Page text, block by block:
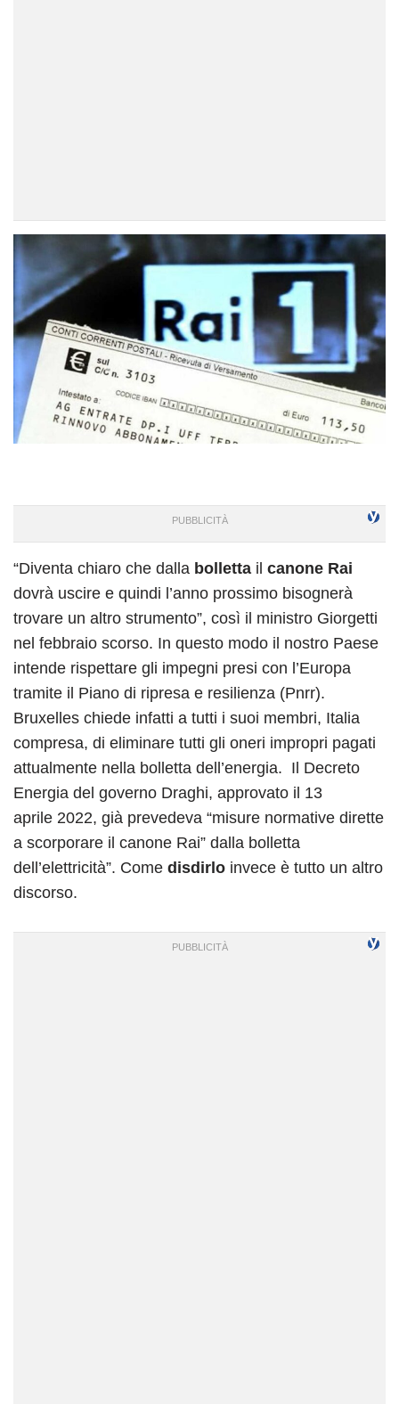
“Diventa chiaro che dalla bolletta il canone Rai
dovrà uscire e quindi l’anno prossimo bisognerà
trovare un altro strumento”, così il ministro Giorgetti
nel febbraio scorso. In questo modo il nostro Paese
intende rispettare gli impegni presi con l’Europa
tramite il Piano di ripresa e resilienza (Pnrr).
Bruxelles chiede infatti a tutti i suoi membri, Italia
compresa, di eliminare tutti gli oneri impropri pagati
attualmente nella bolletta dell’energia. Il Decreto
Energia del governo Draghi, approvato il 13
aprile 2022, già prevedeva “misure normative dirette
a scorporare il canone Rai” dalla bolletta
dell’elettricità”. Come disdirlo invece è tutto un altro
discorso.